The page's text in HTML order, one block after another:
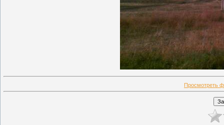
Просмотреть